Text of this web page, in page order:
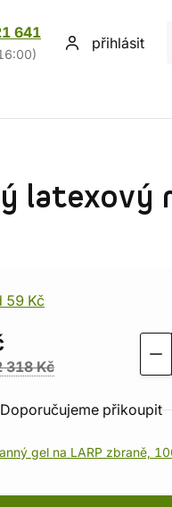
641
přihlásit
latexový
59 Kč
318 Kč
Doporučujeme přikoupit
gel na LARP zbraně,